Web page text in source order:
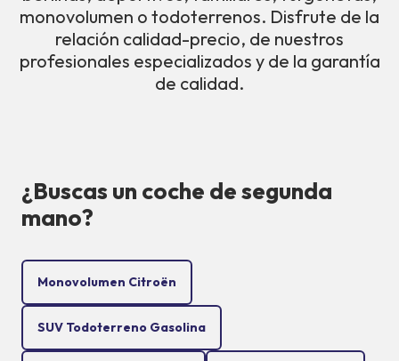
monovolumen o todoterrenos. Disfrute de la
relación calidad-precio, de nuestros
profesionales especializados y de la garantía
de calidad.
¿Buscas un coche de segunda
mano?
Monovolumen Citroën
SUV Todoterreno Gasolina